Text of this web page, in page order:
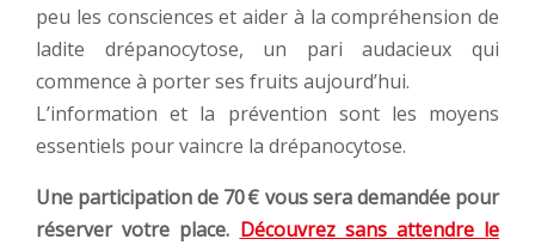
peu les consciences et aider à la compréhension de
ladite drépanocytose, un pari audacieux qui
commence à porter ses fruits aujourd’hui.
L’information et la prévention sont les moyens
essentiels pour vaincre la drépanocytose.
Une participation de 70 € vous sera demandée pour
réserver votre place. Découvrez sans attendre le